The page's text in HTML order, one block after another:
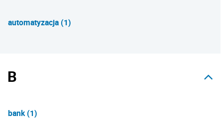
automatyzacja (1)
B
bank (1)